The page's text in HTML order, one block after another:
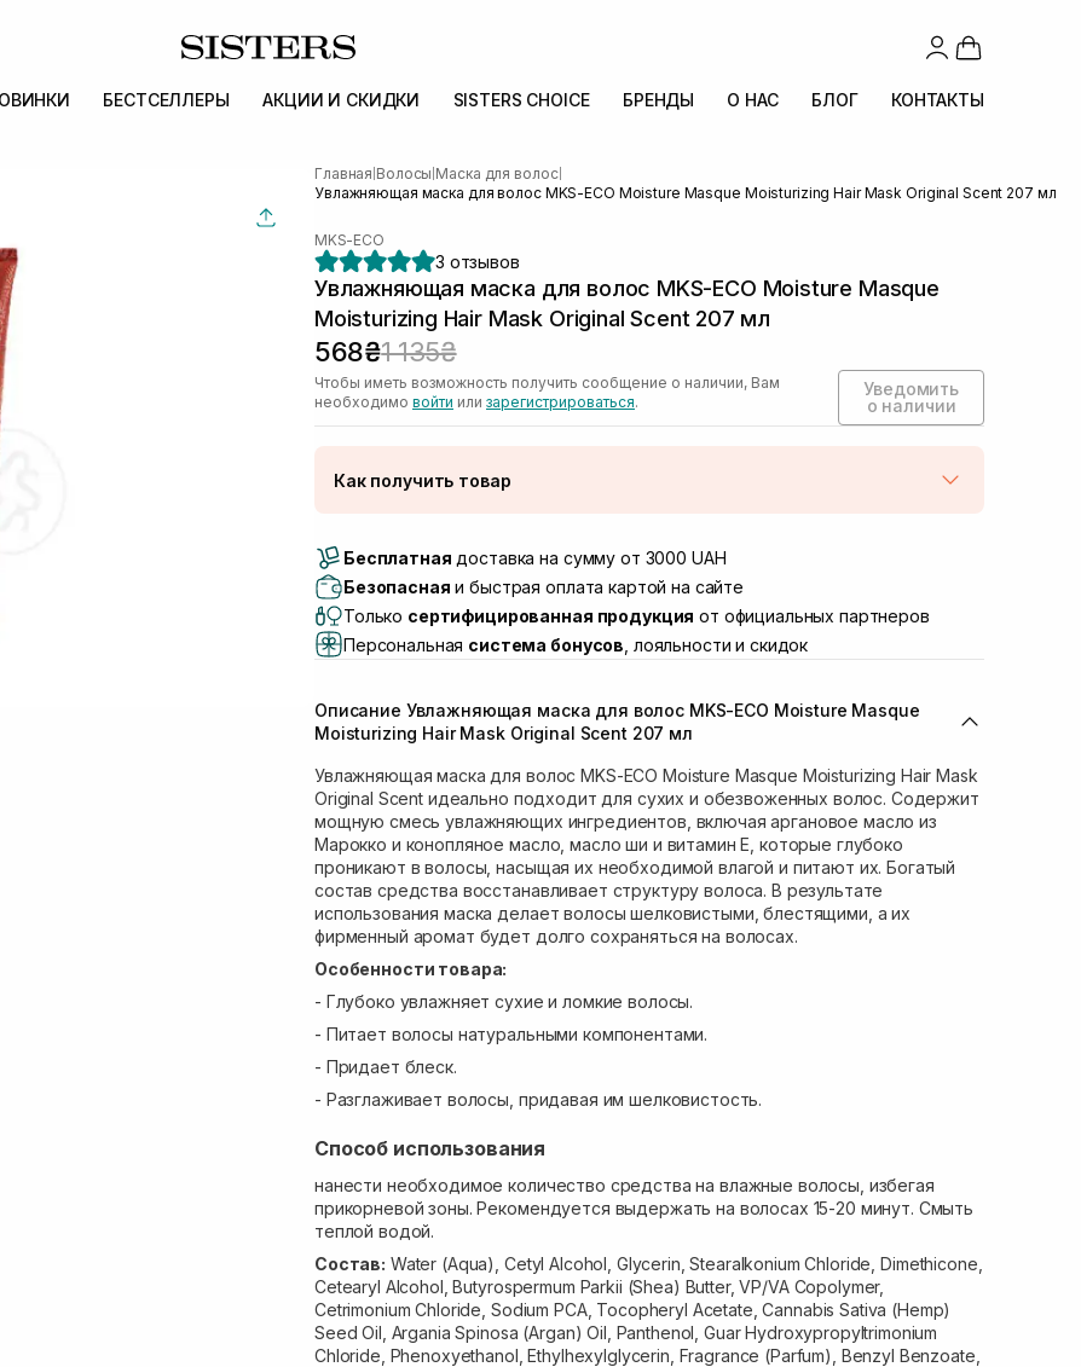
БЕСТСЕЛЛЕРЫ АКЦИИ И СКИДКИ SISTERS CHOICE БРЕНДЫ О НАС БЛОГ КОНТАКТЫ
Главная Волосы Маска для волос|
Увлажняющая маска для волос MKS-ECO Moisture Masque Moisturizing Hair Mask Original Scent 207 мл
MKS-ECO
3 отзывов
Увлажняющая маска для волос MKS-ECO Moisture Masque
Moisturizing Hair Mask Original Scent 207 мл
568₴1 135₴
Чтобы иметь возможность получить сообщение о наличии, Вам
необходимо войти или зарегистрироваться.
Уведомить
о наличии
Как получить товар
Самовывоз г. Луцк, Винниченка 4
Самовывоз г. Львов, ул. Академика Подстригача, 1В (Duck's
Самовывоз Львов (Ивана Франко 36) Нет в наличии!
Самовывоз г. Львов ул. Степана Бандеры 43 Нет в наличии!
Самовывоз г. Ровно, ул. Кулика и Гудачека 23 (ТЦ Экватор) Нет в наличии!
Бесплатная доставка на сумму от 3000 UAH
Безопасная и быстрая оплата картой на сайте
Только сертифицированная продукция от официальных партнеров
Персональная система бонусов , лояльности и скидок
Описание Увлажняющая маска для волос MKS-ECO Moisture Masque
Moisturizing Hair Mask Original Scent 207 мл
Увлажняющая маска для волос MKS-ECO Moisture Masque Moisturizing Hair Mask
Original Scent идеально подходит для сухих и обезвоженных волос. Содержит
мощную смесь увлажняющих ингредиентов, включая аргановое масло из
Марокко и конопляное масло, масло ши и витамин Е, которые глубоко
проникают в волосы, насыщая их необходимой влагой и питают их. Богатый
состав средства восстанавливает структуру волоса. В результате
использования маска делает волосы шелковистыми, блестящими, а их
фирменный аромат будет долго сохраняться на волосах.
Особенности товара:
- Глубоко увлажняет сухие и ломкие волосы.
- Питает волосы натуральными компонентами.
- Придает блеск.
- Разглаживает волосы, придавая им шелковистость.
Способ использования
нанести необходимое количество средства на влажные волосы, избегая
прикорневой зоны. Рекомендуется выдержать на волосах 15-20 минут. Смыть
теплой водой.
Состав: Water (Aqua), Cetyl Alcohol, Glycerin, Stearalkonium Chloride, Dimethicone,
Cetearyl Alcohol, Butyrospermum Parkii (Shea) Butter, VP/VA Copolymer,
Cetrimonium Chloride, Sodium PCA, Tocopheryl Acetate, Cannabis Sativa (Hemp)
Seed Oil, Argania Spinosa (Argan) Oil, Panthenol, Guar Hydroxypropyltrimonium
Chloride, Phenoxyethanol, Ethylhexylglycerin, Fragrance (Parfum), Benzyl Benzoate,